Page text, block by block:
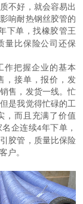
不好，就会容易出
响耐热钢丝胶管的
下单，找橡胶管王
量比保险公司还保
作把握企业的基本
，接单，报价，发
售，发货一线。忙
是我觉得忙碌的工
，而且充满了价值
名企连续4年下单，
胶管 ，质量比保险
户。